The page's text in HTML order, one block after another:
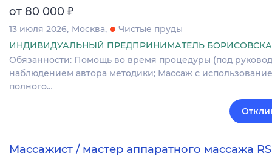
от 80 000 ₽
13 июля 2026 Москва
Чистые пруды
ИНДИВИДУАЛЬНЫЙ ПРЕДПРИНИМАТЕЛЬ
Обязанности: Помощь во время процедуры (под
наблюдением автора методики; Массаж с
полного…
Массажист / мастер аппаратного массажа